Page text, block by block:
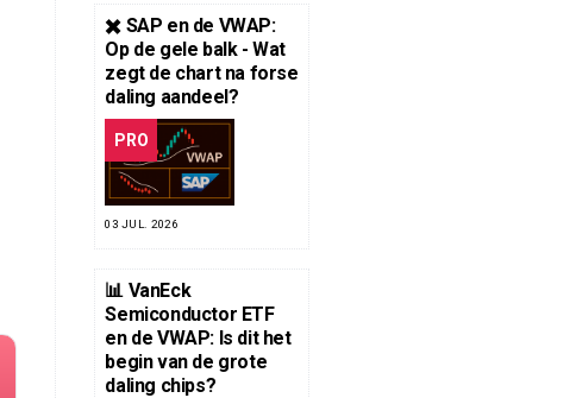
✖️ SAP en de VWAP:
Op de gele balk - Wat
zegt de chart na forse
daling aandeel?
PRO
03 JUL. 2026
📊 VanEck
Semiconductor ETF
en de VWAP: Is dit het
begin van de grote
daling chips?